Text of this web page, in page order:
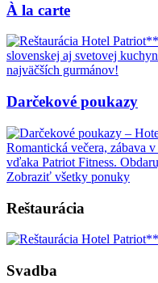
À la carte
slovenskej aj svetovej
najväčších gurmánov!
Darčekové poukazy
Romantická večera, zábava
vďaka Patriot Fitness.
Zobraziť všetky ponuky
Reštaurácia
Svadba